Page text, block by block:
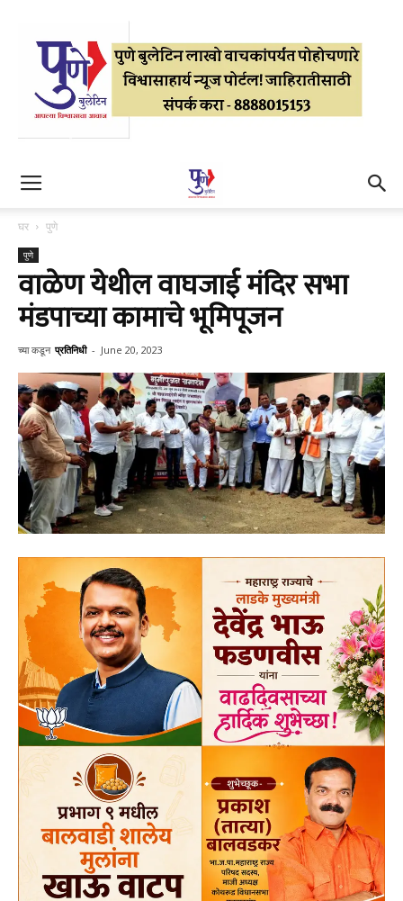
घर पुणे
पुणे
वाळेण येथील वाघजाई मंदिर सभा
मंडपाच्या कामाचे भूमिपूजन
च्या कडून प्रतिनिधी - June 20, 2023